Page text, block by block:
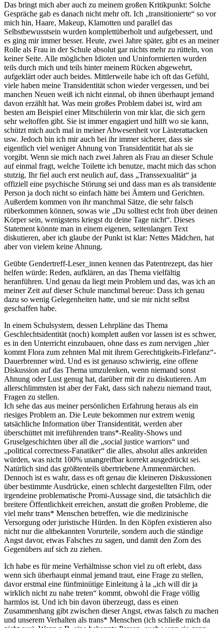
Das bringt mich aber auch zu meinem großen Kritikpunkt: Solche
Gespräche gab es danach nicht mehr oft. Ich „transitionierte“ so vor
mich hin, Haare, Makeup, Klamotten und parallel das
Selbstbewusstsein wurden komplettüberholt und aufgebessert, und
es ging mir immer besser. Heute, zwei Jahre später, gibt es an meiner
Rolle als Frau in der Schule absolut gar nichts mehr zu rütteln, von
keiner Seite. Alle möglichen Idioten und Uninformierten wurden
teils durch mich und teils hinter meinem Rücken abgewehrt,
aufgeklärt oder auch beides. Mittlerweile habe ich oft das Gefühl,
viele haben meine Transidentität schon wieder vergessen, und bei
manchen Neuen weiß ich nicht einmal, ob ihnen überhaupt jemand
davon erzählt hat. Was mein großes Problem dabei ist, wird am
besten am Beispiel einer Mitschülerin von mir klar, die sich gern
sehr weltoffen gibt. Sie ist immer engagiert und hilft wo sie kann,
schützt mich auch mal in meiner Abwesenheit vor Lästerattacken
usw. Jedoch bin ich mir auch bei ihr immer sicherer, dass sie
eigentlich viel weniger Ahnung von Transidentität hat als sie
vorgibt. Wenn sie mich nach zwei Jahren als Frau an dieser Schule
auf einmal fragt, welche Toilette ich benutze, macht mich das schon
stutzig. Ihr fiel auch erst neulich auf, dass „Transsexualität“ ja
offiziell eine psychische Störung sei und dass man es als transidente
Person ja doch nicht so einfach hätte bei Ämtern und Gerichten.
Außerdem kommen von ihr manchmal Sätze, die sehr falsch
rüberkommen können, sowas wie „Du solltest echt froh über deinen
Körper sein, wenigstens kriegst du deine Tage nicht“. Dieses
Statement könnte man in einem eigenen, seitenlangen Text
diskutieren, aber ich glaube der Punkt ist klar: Nettes Mädchen, hat
aber von vielem keine Ahnung.
Geübte Gendertreff-Leser_innen kennen das Patentrezept, das hier
helfen würde: Reden, aufklären, an das Thema vielfältig
heranführen. Und genau da liegt mein Problem und das, was ich an
meiner Zeit auf dieser Schule manchmal bereue: Dass ich genau
dazu so wenig Gelegenheiten hatte, und sie mir nicht selbst
geschaffen habe.
In einem Schulsystem, dessen Lehrpläne das Thema
Geschlechtsidentität (noch) komplett außen vor lassen ist es schwer,
es in den Unterricht einzubauen, ohne dass es zum nervigen „hier
kommt Flora zum zehnten Mal mit ihrem Gerechtigkeits-Firlefanz“-
Dauerbrenner wird. Und es ist genauso schwierig, eine offene
Diskussion auf das Thema umzulenken, wenn niemand sonst
Ahnung oder Lust genug hat, darüber mit dir zu diskutieren. Am
allerschlimmsten ist aber der Fakt, dass sich nahezu niemand traut,
Fragen zu stellen.
Ich sehe das aus meiner persönlichen Erfahrung heraus als ein
riesiges Problem an. Die Leute bekommen nur extrem wenig
tatsächliche Information über Transidentität, werden aber
überschüttet mit irreführenden trans*-Reality-Shows und
Gruselgeschichten über all die „social justice warriors“ und
„political correctness-Fanatiker“ die alles, absolut alles ankreiden
würden, was nicht 100% unangreifbar korrekt ausgedrückt sei.
Natürlich sind das größtenteils übertriebene Ammenmärchen.
Dennoch ist es wahr, dass es oft genau die kleineren Diskussionen
über bestimmte Ausdrücke, einen schlecht dargestellten Film, oder
irgendeine problematische Promi-Aussage sind, die tatsächlich die
breitere Öffentlichkeit erreichen, anstatt die großen Probleme, die
viel mehr trans* Menschen betreffen, wie die medizinische
Versorgung oder juristische Hürden. In den Köpfen existieren also
nicht nur die altbekannten Vorurteile, sondern auch die ständige
Angst davor, etwas Falsches zu sagen, und damit den Zorn des
Gegenübers auf sich zu ziehen.
Ich habe es für meine Verhältnisse schon viel zu oft erlebt, dass
wenn sich überhaupt einmal jemand traut, eine Frage zu stellen,
davor erstmal eine fünfminütige Einleitung à la „ich will dir ja
wirklich nicht zu nahe treten“ kommt, obwohl die Frage völlig
harmlos ist. Und ich bin davon überzeugt, dass es einen
Zusammenhang gibt zwischen dieser Angst, etwas falsch zu machen
und unserem Verhalten als trans* Menschen (ich schließe mich da